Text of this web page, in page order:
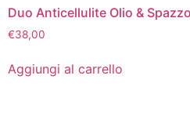
Duo Anticellulite Olio &
€38,00
Aggiungi al carrello